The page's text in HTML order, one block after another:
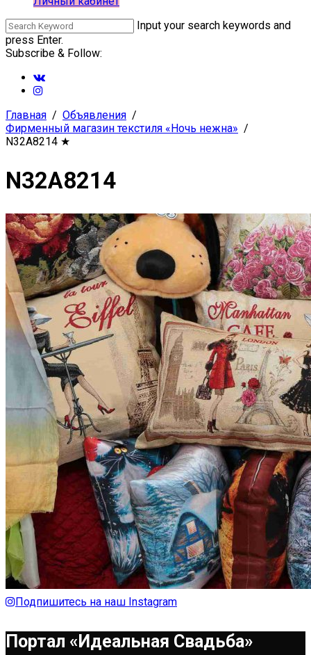
Input your search keywords and
press Enter.
Subscribe & Follow:
Главная
Объявления
Фирменный магазин текстиля «Ночь нежна»
N32A8214 ★
N32A8214
Подпишитесь на наш Instagram
Портал «Идеальная Свадьба»